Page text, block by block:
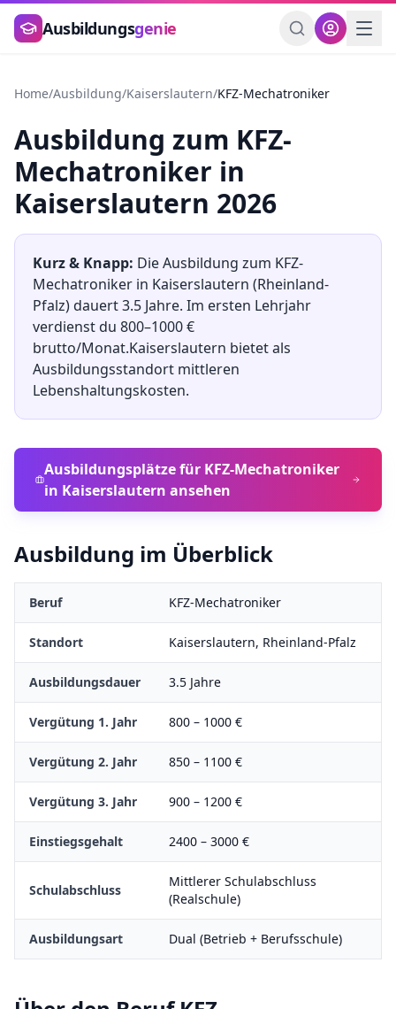
Zum Hauptinhalt springen
Ausbildungsgenie
Home/Ausbildung/Kaiserslautern/KFZ-Mechatroniker
Ausbildung zum KFZ-
Mechatroniker in
Kaiserslautern 2026
Kurz & Knapp: Die Ausbildung zum KFZ-
Mechatroniker in Kaiserslautern (Rheinland-
Pfalz) dauert3.5 Jahre. Im ersten Lehrjahr
verdienst du 800–1000€
brutto/Monat.Kaiserslautern bietet als
Ausbildungsstandort mittleren
Lebenshaltungskosten.
Ausbildungsplätze für KFZ-Mechatroniker
in Kaiserslautern ansehen
Ausbildung im Überblick
Beruf KFZ-Mechatroniker
Standort Kaiserslautern, Rheinland-Pfalz
Ausbildungsdauer 3.5 Jahre
Vergütung 1. Jahr 800 – 1000 €
Vergütung 2. Jahr 850 – 1100 €
Vergütung 3. Jahr 900 – 1200 €
Einstiegsgehalt 2400 – 3000 €
Schulabschluss
Mittlerer Schulabschluss
(Realschule)
Ausbildungsart Dual (Betrieb + Berufsschule)